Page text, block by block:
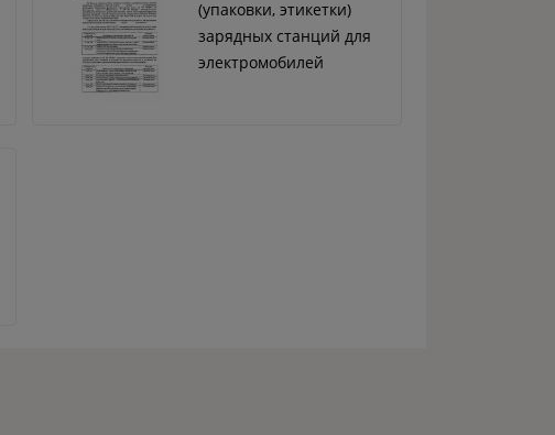
(упаковки, этикетки)
зарядных станций для
электромобилей